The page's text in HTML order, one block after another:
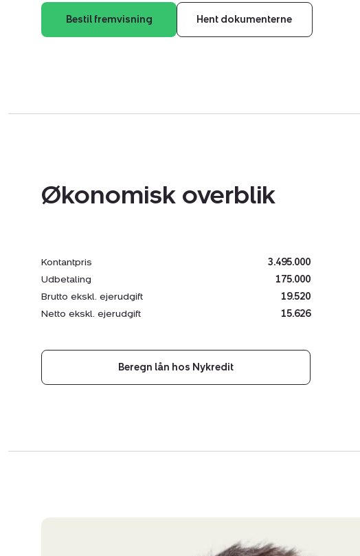
Bestil fremvisning Hent dokumenterne
Økonomisk overblik
Kontantpris
3.495.000
Udbetaling
175.000
Brutto ekskl. ejerudgift
19.520
Netto ekskl. ejerudgift
15.626
Beregn lån hos Nykredit